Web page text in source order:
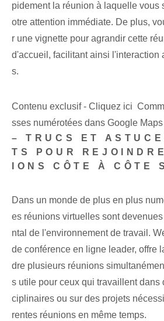
pidement la réunion à laquelle vous
otre attention immédiate. De plus,
r une vignette pour agrandir cette
d'accueil, facilitant ainsi l'interaction
s.
Contenu exclusif - Cliquez ici
sses numérotées dans Google
– TRUCS ET
TS POUR
IONS CÔTE À CÔTE
Dans un monde de plus en plus
es réunions virtuelles sont
ntal de l'environnement de travail.
de conférence en ligne leader, offre
dre plusieurs réunions
s utile pour ceux qui travaillent dans
ciplinaires ou sur des projets
rentes réunions en même temps.